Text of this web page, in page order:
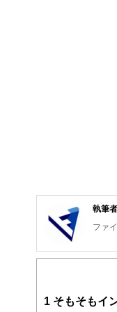
執筆
ファ
案か
1 そもそもイ